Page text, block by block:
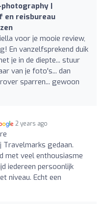
|
reisbureau
voor je mooie review,
En vanzelfsprekend duik
je in de diepte... stuur
van je foto's... dan
sparren... gewoon
2 years ago
gedaan.
met veel enthousiasme
iedereen persoonlijk
niveau. Echt een